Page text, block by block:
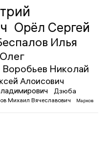
Орёл Сергей
Илья
Воробьев Николай
Алоисович
Дзюба
Михаил Вячеславович
Марков